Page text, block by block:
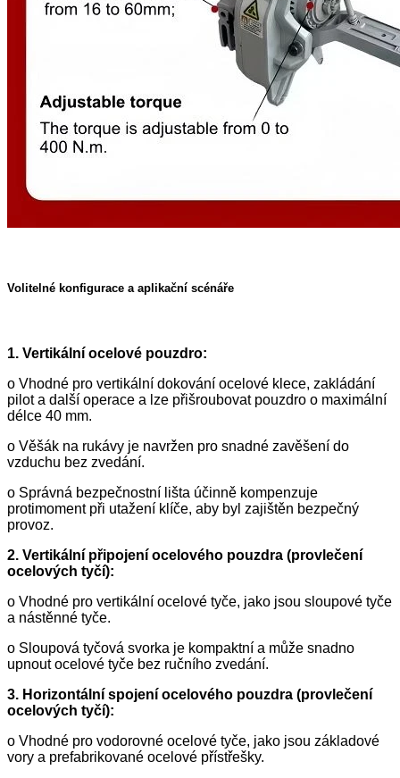
Volitelné konfigurace a aplikační scénáře
1. Vertikální ocelové pouzdro:
o Vhodné pro vertikální dokování ocelové klece, zakládání
pilot a další operace a lze přišroubovat pouzdro o maximální
délce 40 mm.
o Věšák na rukávy je navržen pro snadné zavěšení do
vzduchu bez zvedání.
o Správná bezpečnostní lišta účinně kompenzuje
protimoment při utažení klíče, aby byl zajištěn bezpečný
provoz.
2. Vertikální připojení ocelového pouzdra (provlečení
ocelových tyčí):
o Vhodné pro vertikální ocelové tyče, jako jsou sloupové tyče
a nástěnné tyče.
o Sloupová tyčová svorka je kompaktní a může snadno
upnout ocelové tyče bez ručního zvedání.
3. Horizontální spojení ocelového pouzdra (provlečení
ocelových tyčí):
o Vhodné pro vodorovné ocelové tyče, jako jsou základové
vory a prefabrikované ocelové přístřešky.